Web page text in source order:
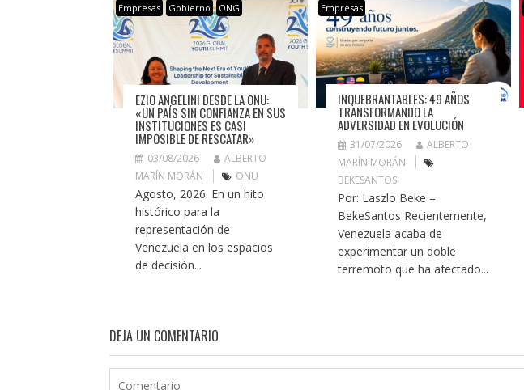
Empresas Gobierno ONG
EZIO ANGELINI DESDE LA ONU:
«UN PAÍS SIN CONFIANZA EN SUS
INSTITUCIONES ES CASI
IMPOSIBLE DE RESCATAR»
03/08/2026
ALBERTO
MARÍN MORÁN
ONU
Agosto, 2026. En un hito
histórico para la
representación de
Venezuela en los espacios
de decisión...
Empresas
INQUEBRANTABLES: 49 AÑOS
TRANSFORMANDO LA
ADVERSIDAD EN EVOLUCIÓN
31/07/2026
ALBERTO
MARÍN MORÁN
BEKESANTOS
Por: Laszlo Beke –
BekeSantos Recientemente,
Venezuela acaba de
experimentar un doble
terremoto que ha afectado...
DEJA UN COMENTARIO